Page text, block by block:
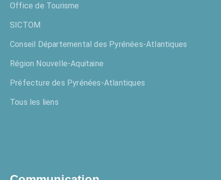
Office de Tourisme
SICTOM
Conseil Départemental des Pyrénées-Atlantiques
Région Nouvelle-Aquitaine
Préfecture des Pyrénées-Atlantiques
Tous les liens